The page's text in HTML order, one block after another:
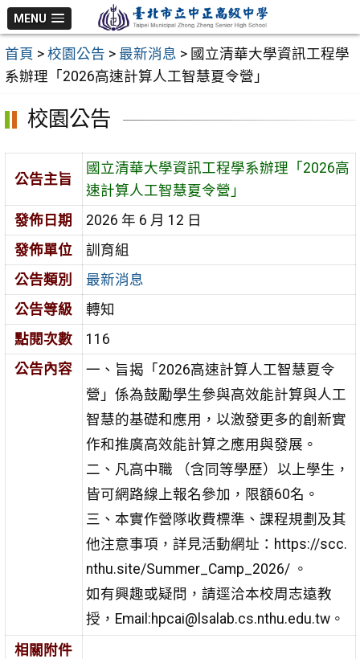
跳
至
主
要
MENU
首頁 > 校園公告 > 最新消息 > 國立清華大學資訊工程學
系辦理「2026高速計算人工智慧夏令營」
校園公告
公告主旨
國立清華大學資訊工程學系辦理「2026高
速計算人工智慧夏令營」
發佈日期
2026 年 6 月 12 日
發佈單位
訓育組
公告類別
最新消息
公告等級
轉知
點閱次數
116
公告內容
一、旨揭「2026高速計算人工智慧夏令
營」係為鼓勵學生參與高效能計算與人工
智慧的基礎和應用，以激發更多的創新實
作和推廣高效能計算之應用與發展。
二、凡高中職 （含同等學歷）以上學生，
皆可網路線上報名參加，限額60名。
三、本實作營隊收費標準、課程規劃及其
他注意事項，詳見活動網址：https://scc.
nthu.site/Summer_Camp_2026/ 。
如有興趣或疑問，請逕洽本校周志遠教
授，Email:hpcai@lsalab.cs.nthu.edu.tw。
相關附件